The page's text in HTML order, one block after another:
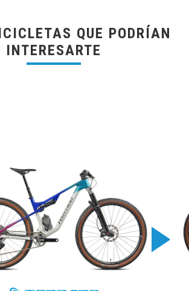
QUE PODRÍAN
INTERESARTE